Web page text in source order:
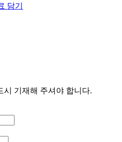
담기
시 기재해 주셔야 합니다.